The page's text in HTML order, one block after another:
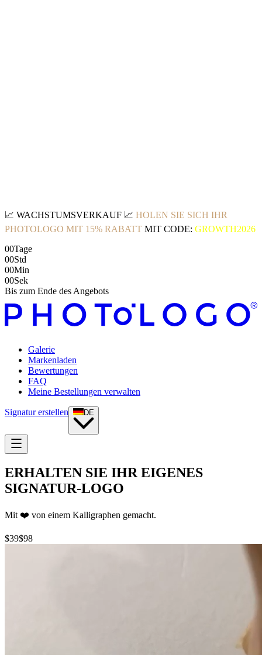
📈 WACHSTUMSVERKAUF 📈 HOLEN SIE SICH IHR
PHOTOLOGO MIT 15% RABATT MIT CODE: GROWTH2026
00Tage
00Std
00Min
00Sek
Bis zum Ende des Angebots
Galerie
Markenladen
Bewertungen
FAQ
Meine Bestellungen verwalten
Signatur erstellen DE
ERHALTEN SIE IHR EIGENES
SIGNATUR-LOGO
Mit ❤️ von einem Kalligraphen gemacht.
$39$98